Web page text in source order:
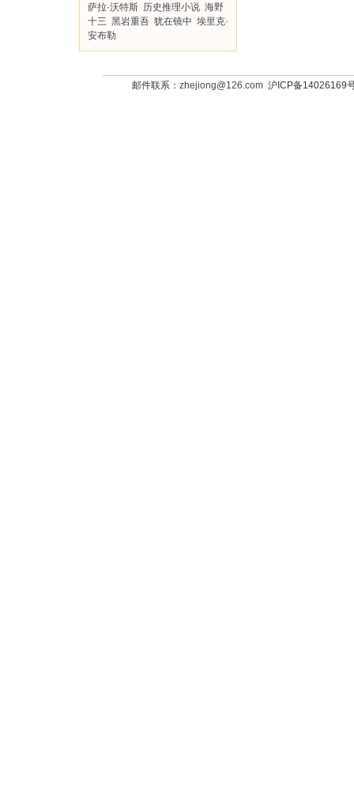
萨拉·沃特斯 历史推理小说 海野
十三 黑岩重吾 犹在镜中 埃里克·
安布勒
邮件联系： zhejiong@126.com沪ICP备14026169